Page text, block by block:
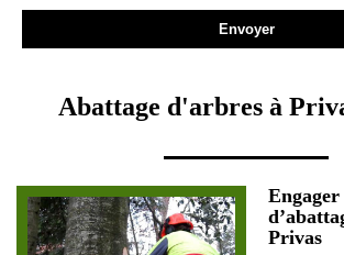
Abattage d'arbres à
Engager
Privas